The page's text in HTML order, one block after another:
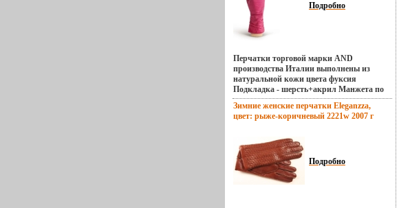
Подробно
Перчатки торговой марки AND
производства Италии выполнены из
натуральной кожи цвета фуксия
Подкладка - шерсть+акрил Манжета по
бокам собрана на резинку Длина
манжеты от нижней точки большого
пальца до края бълмтперчаток - 9 см
W12BH-8224 Торговая марка: Any Day
(Италия) Размер: 65, 7, 75, 8 см.
Зимние женские перчатки Eleganzza,
цвет: рыже-коричневый 2221w 2007 г
Подробно